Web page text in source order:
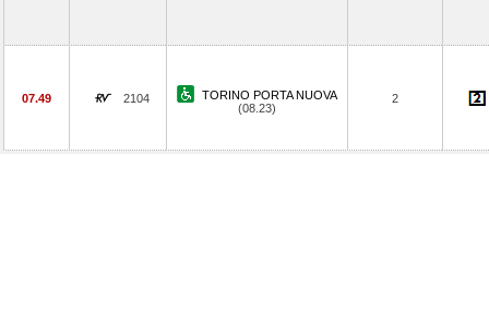
07.49 2104
TORINO PORTA NUOVA
(08.23)
2